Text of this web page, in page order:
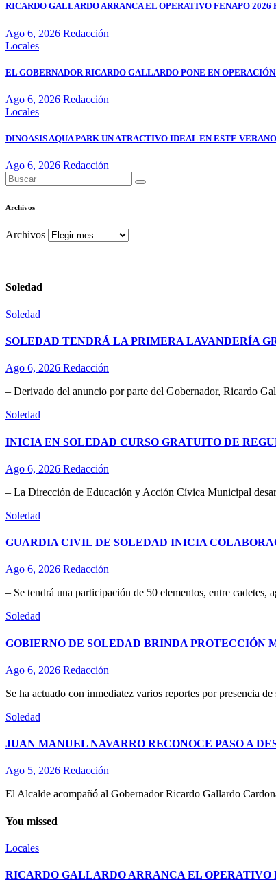
RICARDO GALLARDO ARRANCA EL OPERATIVO FENAPO
Ago 6, 2026 Redacción
Locales
EL GOBERNADOR RICARDO GALLARDO PONE EN
Ago 6, 2026 Redacción
Locales
DINOASIS AQUA PARK UN ATRACTIVO IDEAL EN ESTE VERANO
Ago 6, 2026 Redacción
Archivos
Archivos
Soledad
Soledad
SOLEDAD TENDRÁ LA PRIMERA LAVANDERÍA
Ago 6, 2026 Redacción
– Derivado del anuncio por parte del Gobernador, Ricardo
Soledad
INICIA EN SOLEDAD CURSO GRATUITO DE
Ago 6, 2026 Redacción
– La Dirección de Educación y Acción Cívica Municipal
Soledad
GUARDIA CIVIL DE SOLEDAD INICIA
Ago 6, 2026 Redacción
– Se tendrá una participación de 50 elementos, entre
Soledad
GOBIERNO DE SOLEDAD BRINDA PROTECCIÓN
Ago 6, 2026 Redacción
Se ha actuado con inmediatez varios reportes por presencia
Soledad
JUAN MANUEL NAVARRO RECONOCE PASO A
Ago 5, 2026 Redacción
El Alcalde acompañó al Gobernador Ricardo Gallardo
You missed
Locales
RICARDO GALLARDO ARRANCA EL OPERATIVO